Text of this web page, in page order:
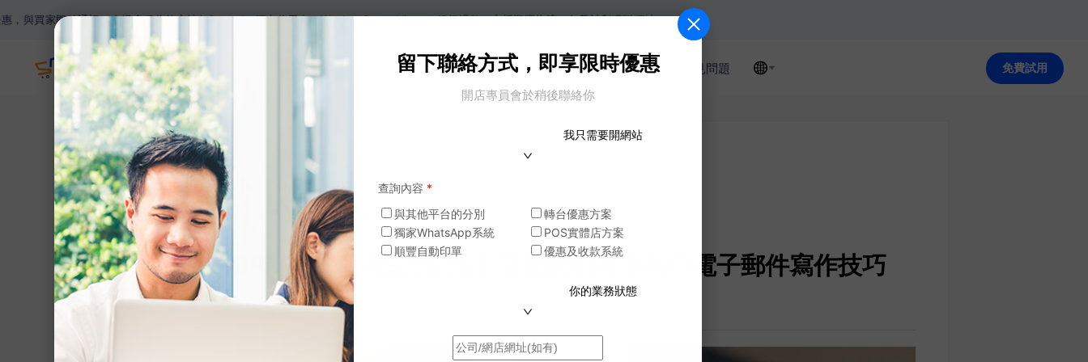
訊。支援多種收款方法如Paypal，網上信用卡，Wechat Pay，Alipay，銀行過數。支援順豐物流，年費計劃獲贈網址。
主頁 網店功能 商戶案例 模版 電商教室 常見問題 免費試用
留下聯絡方式，即享限時優惠
開店專員會於稍後聯絡你
我只需要開網站
查詢內容 *
與其他平台的分別
轉台優惠方案
獨家WhatsApp系統
POS實體店方案
順豐自動印單
優惠及收款系統
你的業務狀態
網誌
【SHOPAGE電商教室2026】讓網店顧客滿意的電子郵件寫作技巧（下）
【SHOPAGE電商教室2026】讓網店顧客滿意的電子郵件寫作技巧
（下）